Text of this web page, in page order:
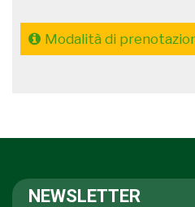
Modalità di
NEWSLETTER